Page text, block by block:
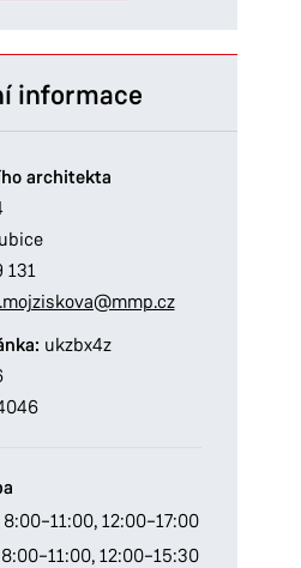
informace
architekta
131
ukzbx4z
8:00–11:00, 12:00–17:00
8:00–11:00, 12:00–15:30